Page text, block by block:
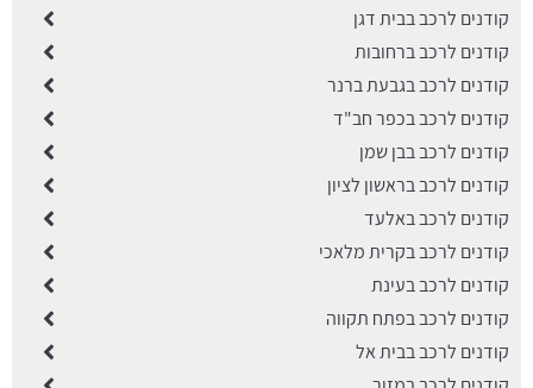
קודנים לרכב בבית דגן
קודנים לרכב ברחובות
קודנים לרכב בגבעת ברנר
קודנים לרכב בכפר חב"ד
קודנים לרכב בבן שמן
קודנים לרכב בראשון לציון
קודנים לרכב באלעד
קודנים לרכב בקרית מלאכי
קודנים לרכב בעינת
קודנים לרכב בפתח תקווה
קודנים לרכב בבית אל